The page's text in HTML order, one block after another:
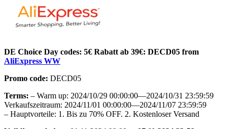
DE Choice Day codes: 5€ Rabatt ab 39€: DECD05 from
AliExpress WW
Promo code: DECD05
Terms: – Warm up: 2024/10/29 00:00:00—2024/10/31 23:59:59
Verkaufszeitraum: 2024/11/01 00:00:00—2024/11/07 23:59:59
– Hauptvorteile: 1. Bis zu 70% OFF. 2. Kostenloser Versand